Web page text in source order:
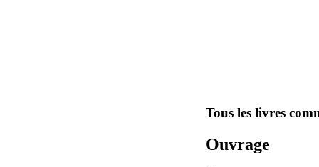
Tous les livres
Ouvrage